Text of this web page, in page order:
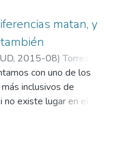
la comunidad, los
los
las
los medios, el
clínica, todo ello con
una sociedad de
ignora el
éxito, la belleza, la
de sus valores
matan, y
, 2015-08)Torres,
con uno de los
inclusivos de
existe lugar en el que
servicios de salud y no
de nuestra salud, y